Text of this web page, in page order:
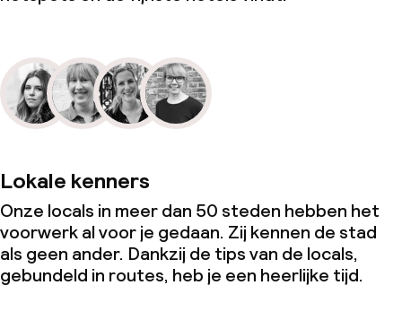
Lokale kenners
Onze locals in meer dan 50 steden hebben het
voorwerk al voor je gedaan. Zij kennen de stad
als geen ander. Dankzij de tips van de locals,
gebundeld in routes, heb je een heerlijke tijd.